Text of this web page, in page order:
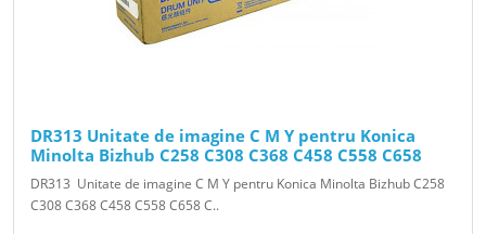
DR313 Unitate de imagine C M Y pentru Konica
Minolta Bizhub C258 C308 C368 C458 C558 C658
DR313 Unitate de imagine C M Y pentru Konica Minolta Bizhub C258
C308 C368 C458 C558 C658 C..